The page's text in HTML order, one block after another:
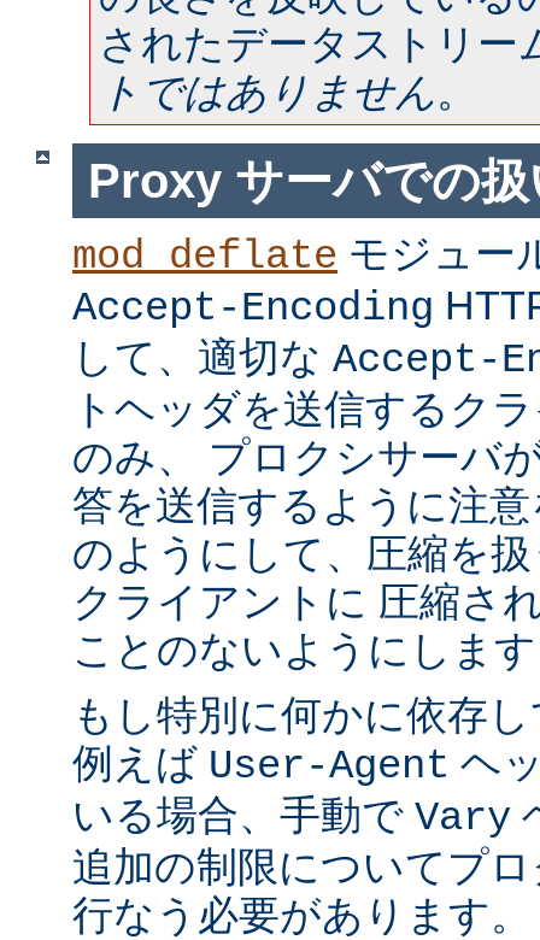
されたデータストリー
トではありません。
Proxy サーバでの扱
mod_deflate モジュー
Accept-Encoding
して、適切な Accept-
トヘッダを送信するク
のみ、 プロクシサーバ
答を送信するように注
のようにして、圧縮を
クライアントに 圧縮さ
ことのないようにしま
もし特別に何かに依存
例えば User-Agent ヘ
いる場合、手動で Vary
追加の制限についてプ
行なう必要があります